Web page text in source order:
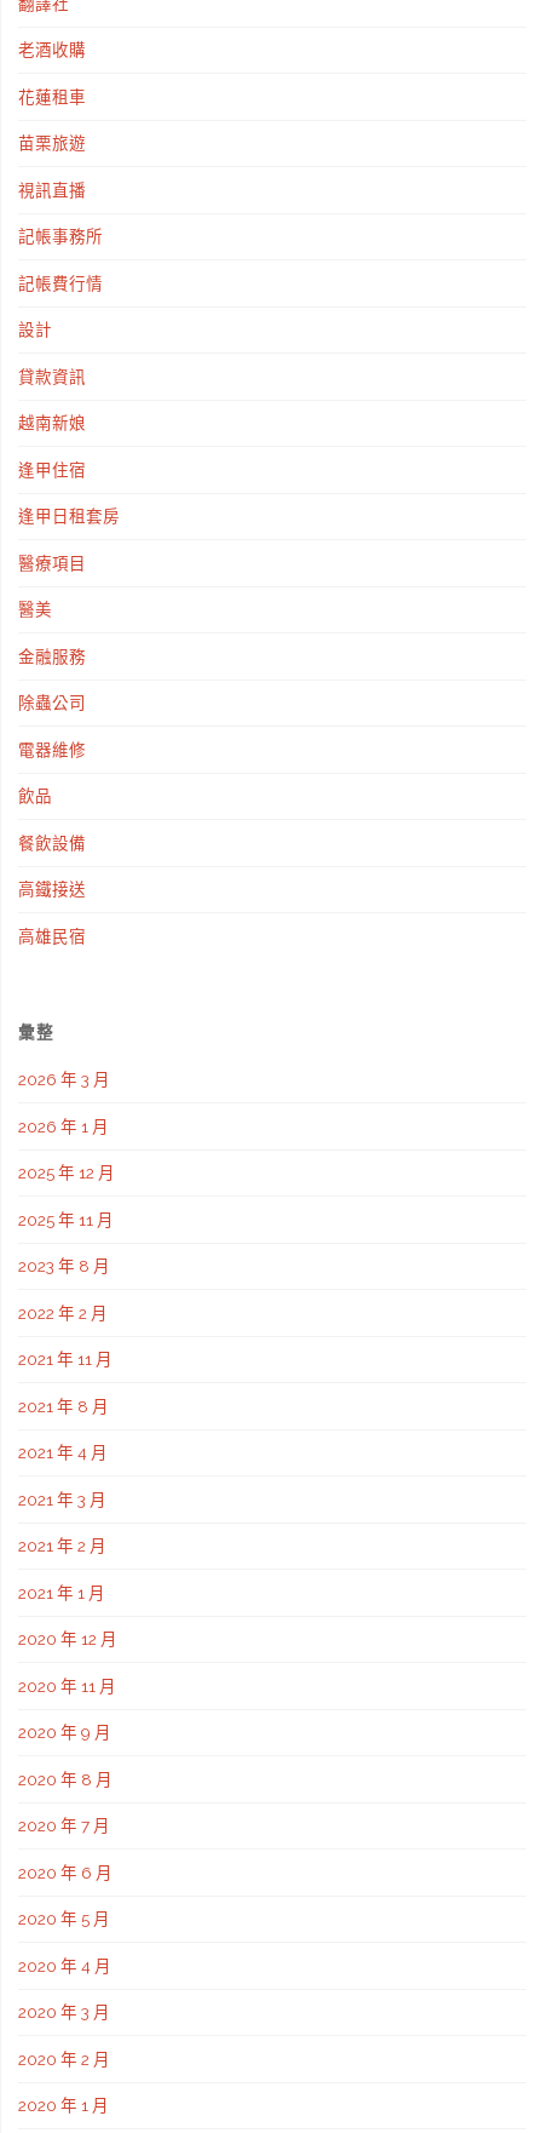
老酒收購
花蓮租車
苗栗旅遊
視訊直播
記帳事務所
記帳費行情
設計
貸款資訊
越南新娘
逢甲住宿
逢甲日租套房
醫療項目
醫美
金融服務
除蟲公司
電器維修
飲品
餐飲設備
高鐵接送
高雄民宿
彙整
2026 年 3 月
2026 年 1 月
2025 年 12 月
2025 年 11 月
2023 年 8 月
2022 年 2 月
2021 年 11 月
2021 年 8 月
2021 年 4 月
2021 年 3 月
2021 年 2 月
2021 年 1 月
2020 年 12 月
2020 年 11 月
2020 年 9 月
2020 年 8 月
2020 年 7 月
2020 年 6 月
2020 年 5 月
2020 年 4 月
2020 年 3 月
2020 年 2 月
2020 年 1 月